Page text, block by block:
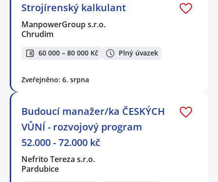
Strojírenský kalkulant
ManpowerGroup s.r.o.
Chrudim
60 000 – 80 000 Kč Plný úvazek
Zveřejněno: 6. srpna
Budoucí manažer/ka ČESKÝCH
VŮNÍ - rozvojový program
52.000 - 72.000 kč
Nefrito Tereza s.r.o.
Pardubice